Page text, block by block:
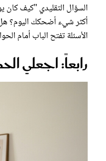
السؤال التقليدي "كيف كان
أكثر شيء أضحكك اليوم؟
الأسئلة تفتح الباب أمام
رابعاً: اجعلي